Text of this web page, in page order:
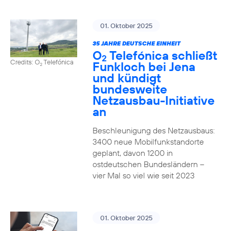
Credits: O2Telefónica
01. Oktober 2025
35 JAHRE DEUTSCHE EINHEIT
O2 Telefónica schließt
Funkloch bei Jena
und kündigt
bundesweite
Netzausbau-Initiative
an
Beschleunigung des Netzausbaus:
3400 neue Mobilfunkstandorte
geplant, davon 1200 in
ostdeutschen Bundesländern –
vier Mal so viel wie seit 2023
01. Oktober 2025